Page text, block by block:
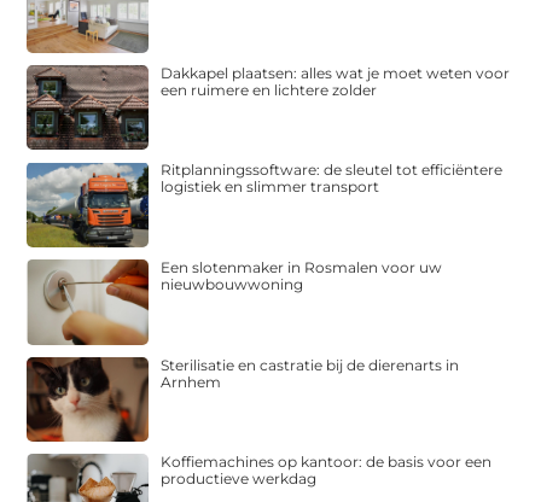
Dakkapel plaatsen: alles wat je moet weten voor
een ruimere en lichtere zolder
Ritplanningssoftware: de sleutel tot efficiëntere
logistiek en slimmer transport
Een slotenmaker in Rosmalen voor uw
nieuwbouwwoning
Sterilisatie en castratie bij de dierenarts in
Arnhem
Koffiemachines op kantoor: de basis voor een
productieve werkdag